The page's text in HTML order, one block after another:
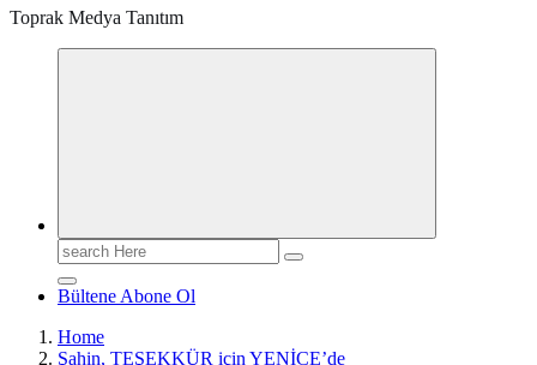
Toprak Medya Tanıtım
Search
for:
Bültene Abone Ol
Home
Şahin, TEŞEKKÜR için YENİCE’de